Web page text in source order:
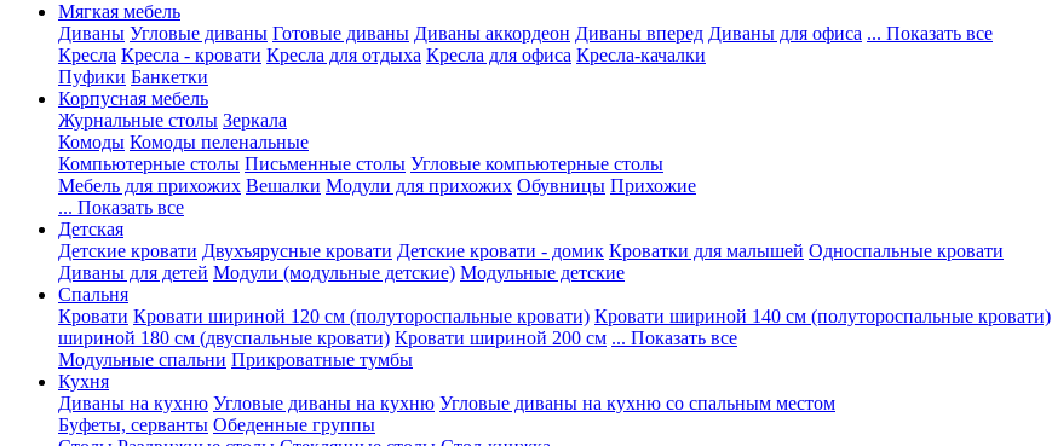
Мягкая мебель
Диваны Угловые диваны Готовые диваны Диваны аккордеон Диваны вперед Диваны для офиса ... Показать все
Кресла Кресла - кровати Кресла для отдыха Кресла для офиса Кресла-качалки
Пуфики Банкетки
Корпусная мебель
Журнальные столы Зеркала
Комоды Комоды пеленальные
Компьютерные столы Письменные столы Угловые компьютерные столы
Мебель для прихожих Вешалки Модули для прихожих Обувницы Прихожие
... Показать все
Детская
Детские кровати Двухъярусные кровати Детские кровати - домик Кроватки для малышей Односпальные кровати
Диваны для детей Модули (модульные детские) Модульные детские
Спальня
Кровати Кровати шириной 120 см (полутороспальные кровати) Кровати шириной 140 см (полутороспальные кровати)
шириной 180 см (двуспальные кровати) Кровати шириной 200 см ... Показать все
Модульные спальни Прикроватные тумбы
Кухня
Диваны на кухню Угловые диваны на кухню Угловые диваны на кухню со спальным местом
Буфеты, серванты Обеденные группы